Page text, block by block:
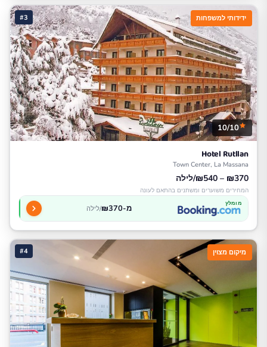
#3 ידידותי למשפחות
10/10
Hotel Rutllan
Town Center, La Massana
₪370 – ₪540/לילה
המחירים משוערים ומשתנים בהתאם לעונה
מומלץ מ-₪370 /לילה
#4 מיקום מצוין